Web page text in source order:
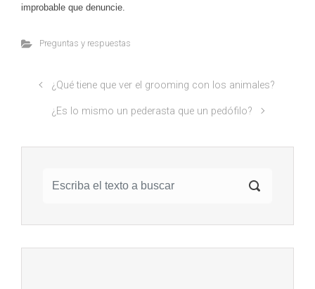
improbable que denuncie.
Preguntas y respuestas
¿Qué tiene que ver el grooming con los animales?
¿Es lo mismo un pederasta que un pedófilo?